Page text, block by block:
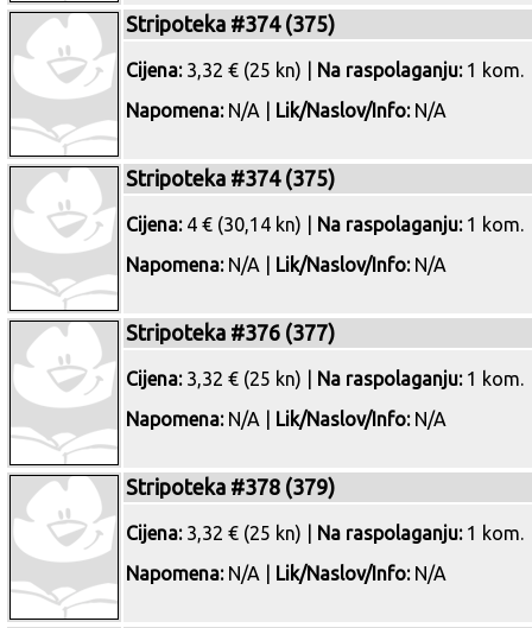
Stripoteka #374 (375)
Cijena:3,32 € (25 kn) | Na raspolaganju:1 kom.
Napomena:N/A | Lik/Naslov/Info:N/A
Stripoteka #374 (375)
Cijena:4 € (30,14 kn) | Na raspolaganju:1 kom.
Napomena:N/A | Lik/Naslov/Info:N/A
Stripoteka #376 (377)
Cijena:3,32 € (25 kn) | Na raspolaganju:1 kom.
Napomena:N/A | Lik/Naslov/Info:N/A
Stripoteka #378 (379)
Cijena:3,32 € (25 kn) | Na raspolaganju:1 kom.
Napomena:N/A | Lik/Naslov/Info:N/A